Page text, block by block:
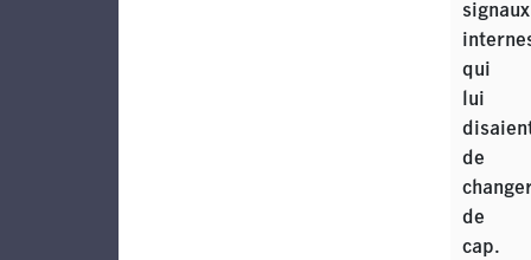
signaux
qui
lui
de
de
cap.